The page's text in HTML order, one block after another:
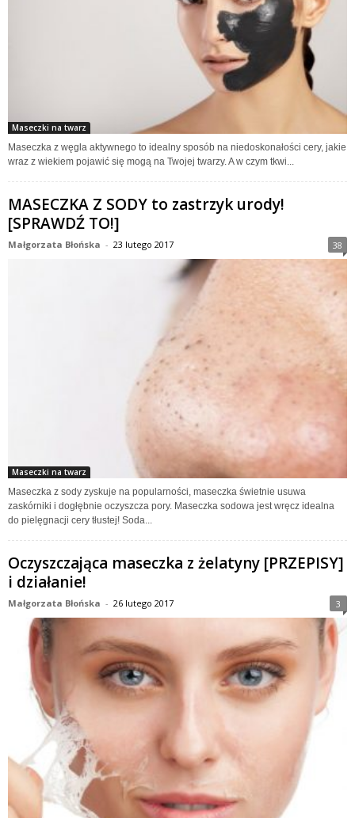
Maseczki na twarz
Maseczka z węgla aktywnego to idealny sposób na niedoskonałości cery, jakie
wraz z wiekiem pojawić się mogą na Twojej twarzy. A w czym tkwi...
MASECZKA Z SODY to zastrzyk urody!
[SPRAWDŹ TO!]
Małgorzata Błońska - 23 lutego 2017 38
Maseczki na twarz
Maseczka z sody zyskuje na popularności, maseczka świetnie usuwa
zaskórniki i dogłębnie oczyszcza pory. Maseczka sodowa jest wręcz idealna
do pielęgnacji cery tłustej! Soda...
Oczyszczająca maseczka z żelatyny [PRZEPISY]
i działanie!
Małgorzata Błońska - 26 lutego 2017 3